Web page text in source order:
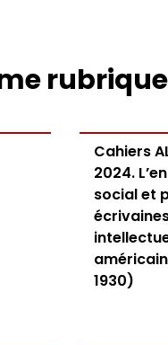
rubrique
Cahiers
2024.
social et
1930)